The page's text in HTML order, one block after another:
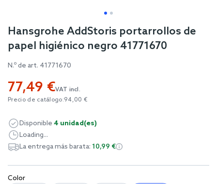
Skip
the
beginning
the
images
Hansgrohe AddStoris portarrollos de
papel higiénico negro 41771670
N.º de art. 41771670
77,49 €VAT incl.
Precio de catálogo:94,00 €
Color
Disponible 4 unidad(es)
Loading...
La entrega más barata: 10,99 €